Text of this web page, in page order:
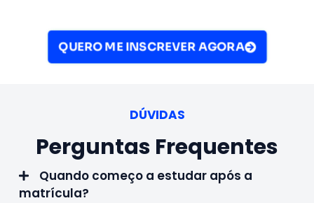
QUERO ME INSCREVER AGORA
DÚVIDAS
Perguntas Frequentes
Quando começo a estudar após a
matrícula?